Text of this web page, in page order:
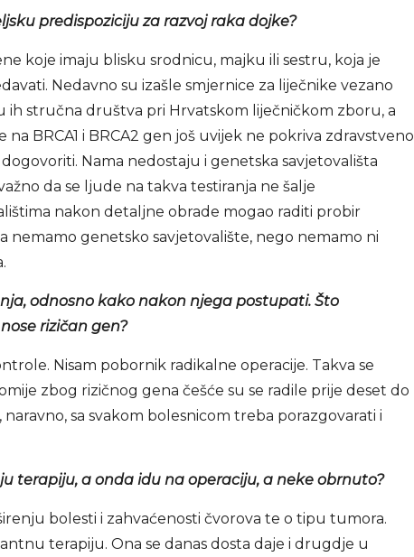
predispoziciju za razvoj raka dojke?
koje imaju blisku srodnicu, majku ili sestru, koja je
Nedavno su izašle smjernice za liječnike vezano
ih stručna društva pri Hrvatskom liječničkom zboru, a
na BRCA1 i BRCA2 gen još uvijek ne pokriva zdravstveno
Nama nedostaju i genetska savjetovališta
da se ljude na takva testiranja ne šalje
nakon detaljne obrade mogao raditi probir
nemamo genetsko savjetovalište, nego nemamo ni
odnosno kako nakon njega postupati. Što
rizičan gen?
Nisam pobornik radikalne operacije. Takva se
zbog rizičnog gena češće su se radile prije deset do
sa svakom bolesnicom treba porazgovarati i
terapiju, a onda idu na operaciju, a neke obrnuto?
bolesti i zahvaćenosti čvorova te o tipu tumora.
terapiju. Ona se danas dosta daje i drugdje u